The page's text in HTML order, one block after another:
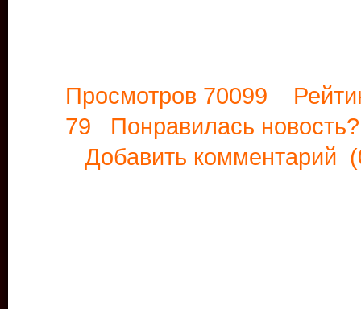
Просмотров 70099
79 Понравилась
Добавить комментарий